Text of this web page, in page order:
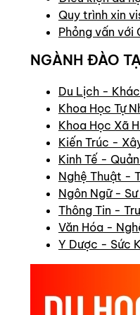
Quy trình xin
Phỏng vấn với
NGÀNH ĐÀO
Du Lịch -
Khoa Học Tự
Khoa Học Xã
Kiến Trúc -
Kinh Tế -
Nghệ Thuật -
Ngôn Ngữ - Sư
Thông Tin -
Văn Hóa -
Y Dược - Sức